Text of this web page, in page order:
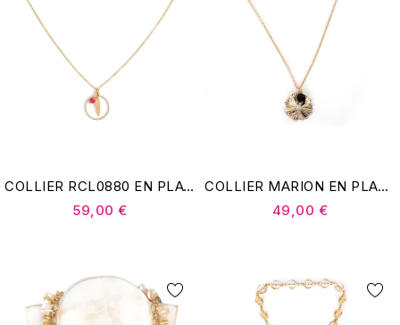
COLLIER RCL0880 EN PLAQUÉ OR - POMME CANNELLE
59,00 €
COLLIER MARION EN PLAQUÉ OR - POMME CANNELLE
49,00 €